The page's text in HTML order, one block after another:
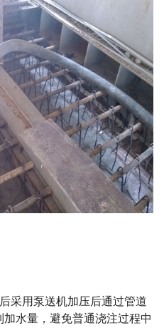
采用泵送机加压后通过管道
水量，避免普通浇注过程中